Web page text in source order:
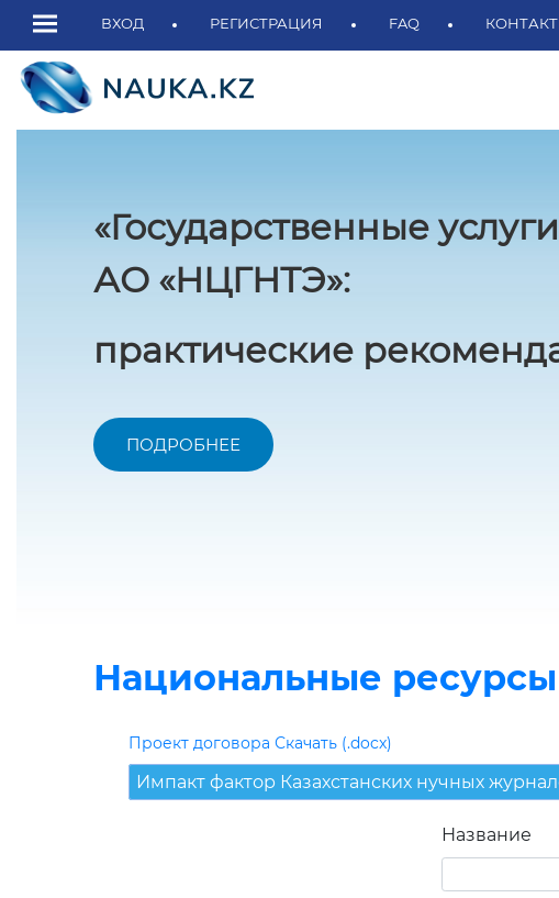
ВХОД РЕГИСТРАЦИЯ FAQ
«Государственные
АО «НЦГНТЭ»:
практические
ПОДРОБНЕЕ
Национальные ресурсы
Проект договора Скачать (.docx)
Импакт фактор Казахстанских нучных
Название